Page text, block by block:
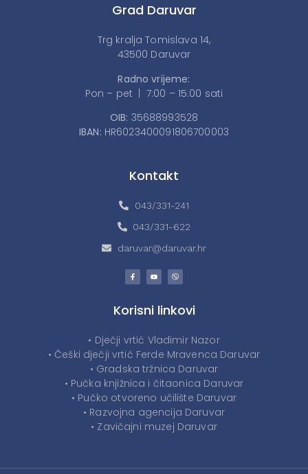
Grad Daruvar
Trg kralja Tomislava 14,
43500 Daruvar
Radno vrijeme:
Pon – pet | 7:00 – 15:00 sati
OIB: 35688993528
IBAN: HR6023400091806700003
Kontakt
043/331-241
043/331-622
daruvar@daruvar.hr
Korisni linkovi
• Dječji vrtić Vladimir Nazor
• Češki dječji vrtić Ferde Mravenca Daruvar
• Gradska tržnica Daruvar
• Pučka knjižnica i čitaonica Daruvar
• Pučko otvoreno učilište Daruvar
• Razvojna agencija Daruvar
• Zavičajni muzej Daruvar